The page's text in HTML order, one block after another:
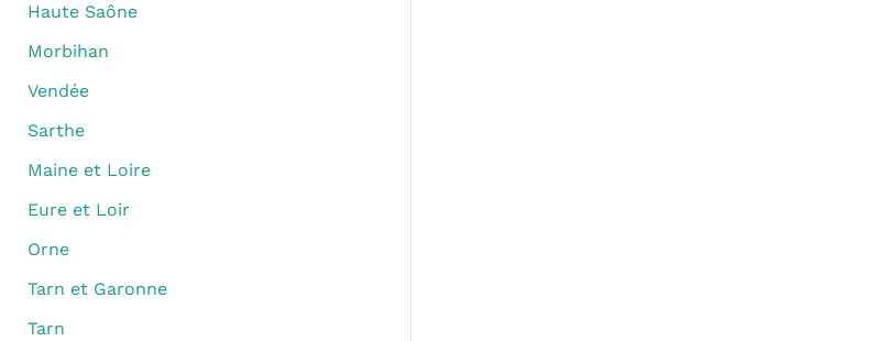
Haute Saône
Morbihan
Vendée
Sarthe
Maine et Loire
Eure et Loir
Orne
Tarn et Garonne
Tarn